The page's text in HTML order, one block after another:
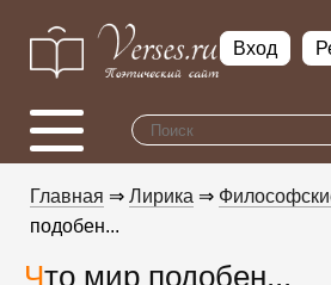
Вход
Главная ⇒ Лирика ⇒
подобен...
Что мир подобен...